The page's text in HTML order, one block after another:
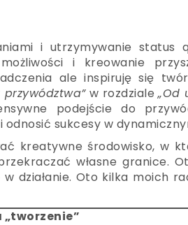
i utrzymywanie status
i kreowanie
ale inspiruję się
w rozdziale„Od
podejście do
sukcesy w
kreatywne środowisko, w
własne granice.
działanie. Oto kilka moich
„tworzenie”